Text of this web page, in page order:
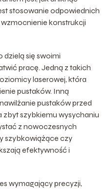
stosowanie odpowiednich
konstrukcji
dzielą się swoimi
pracę. Jedną z takich
laserowej, która
pustaków. Inną
pustaków przed
zbyt szybkiemu wysychaniu
z nowoczesnych
szybkowiążące czy
efektywność i
wymagający precyzji,